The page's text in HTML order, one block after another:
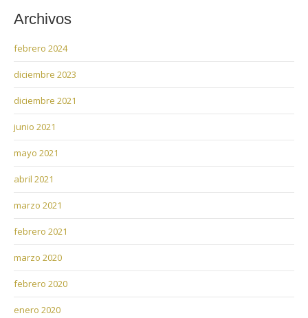
Archivos
febrero 2024
diciembre 2023
diciembre 2021
junio 2021
mayo 2021
abril 2021
marzo 2021
febrero 2021
marzo 2020
febrero 2020
enero 2020